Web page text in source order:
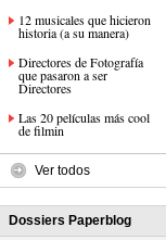
12 musicales que hicieron
historia (a su manera)
Directores de Fotografía
que pasaron a ser
Directores
Las 20 películas más cool
de filmin
Ver todos
Dossiers Paperblog